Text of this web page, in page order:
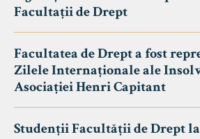
Facultații de Drept
Facultatea de Drept a fost
Zilele Internaționale ale
Asociației Henri Capitant
Studenții Facultății de Drept